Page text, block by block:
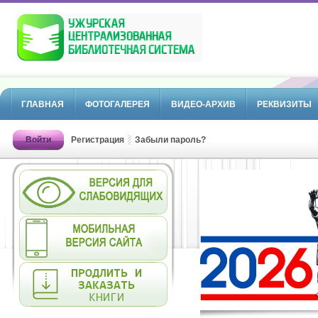
ГЛАВНАЯ ФОТОГАЛЕРЕЯ ВИДЕО-АРХИВ РЕКВИЗИТЫ
Войти Регистрация Забыли пароль?